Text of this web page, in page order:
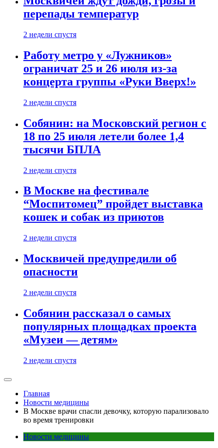
перепады температур
2 недели спустя
Работу метро у «Лужников»
ограничат 25 и 26 июля из-за
концерта группы «Руки Вверх!»
2 недели спустя
Собянин: на Московский регион с
18 по 25 июля летели более 1,4
тысячи БПЛА
2 недели спустя
В Москве на фестивале
“Моспитомец” пройдет выставка
кошек и собак из приютов
2 недели спустя
Москвичей предупредили об
опасности
2 недели спустя
Собянин рассказал о самых
популярных площадках проекта
«Музеи — детям»
2 недели спустя
Главная
Новости медицины
В Москве врачи спасли девочку, которую парализовало
во время тренировки
Новости медицины